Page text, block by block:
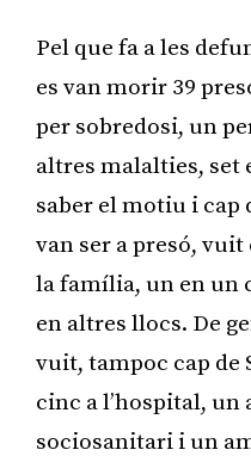
Pel que fa a les
es van morir 39
per sobredosi, un
altres malalties, set
saber el motiu i cap
van ser a presó,
la família, un en un
en altres llocs. De
vuit, tampoc cap de
cinc a l’hospital, un
sociosanitari i un